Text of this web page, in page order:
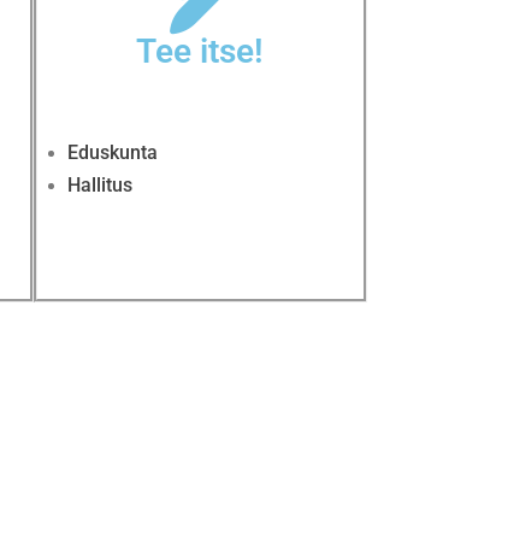
Tee itse!
Eduskunta
Hallitus